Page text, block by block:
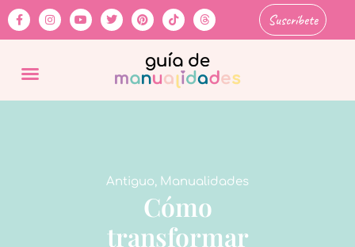
Suscríbete
Antiguo, Manualidades
Cómo
transformar